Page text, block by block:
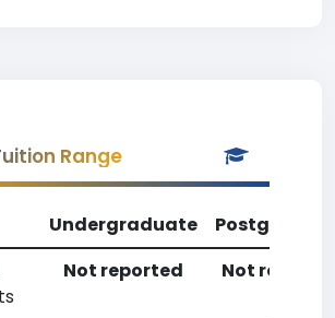
Range
Undergraduate
Not reported Not